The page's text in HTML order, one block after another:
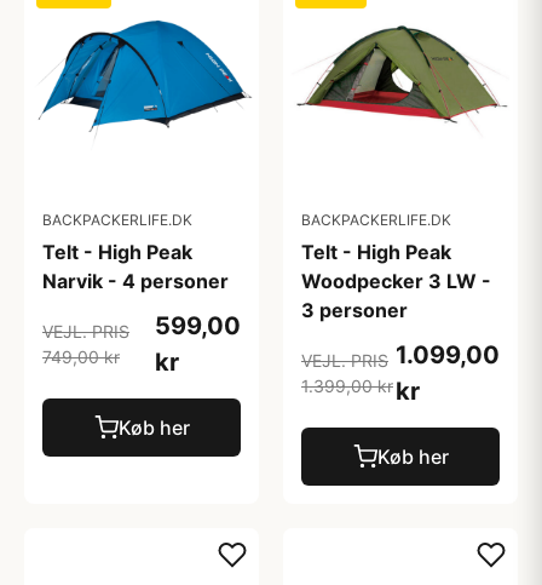
BACKPACKERLIFE.DK
Telt - High Peak
Narvik - 4 personer
VEJL. PRIS
749,00 kr
599,00
kr
Køb her
BACKPACKERLIFE.DK
Telt - High Peak
Woodpecker 3 LW -
3 personer
VEJL. PRIS
1.399,00 kr
1.099,00
kr
Køb her